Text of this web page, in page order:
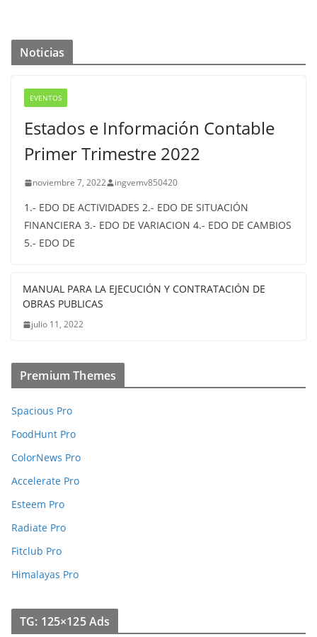
Noticias
EVENTOS
Estados e Información Contable
Primer Trimestre 2022
noviembre 7, 2022 ingvemv850420
1.- EDO DE ACTIVIDADES 2.- EDO DE SITUACIÓN
FINANCIERA 3.- EDO DE VARIACION 4.- EDO DE CAMBIOS
5.- EDO DE
MANUAL PARA LA EJECUCIÓN Y CONTRATACIÓN DE
OBRAS PUBLICAS
julio 11, 2022
Premium Themes
Spacious Pro
FoodHunt Pro
ColorNews Pro
Accelerate Pro
Esteem Pro
Radiate Pro
Fitclub Pro
Himalayas Pro
TG: 125×125 Ads